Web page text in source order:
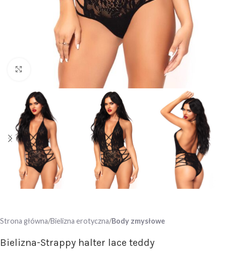
Click to enlarge
Strona główna Bielizna erotyczna Body zmysłowe
Bielizna-Strappy halter lace teddy